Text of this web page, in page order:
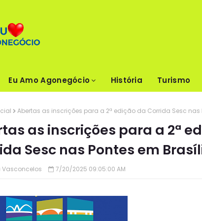
Eu Amo Agonegócio História Turismo
Abertas as inscrições para a 2ª edição da Corrida Sesc nas
as inscrições para a 2ª
Sesc nas Pontes em
7/20/2025 09:05:00 AM